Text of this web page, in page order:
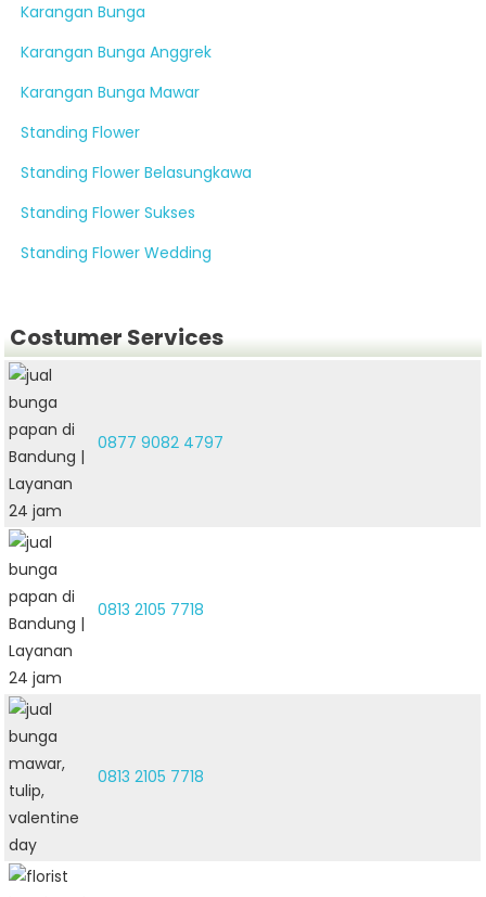
Karangan Bunga
Karangan Bunga Anggrek
Karangan Bunga Mawar
Standing Flower
Standing Flower Belasungkawa
Standing Flower Sukses
Standing Flower Wedding
Costumer Services
0877 9082 4797
0813 2105 7718
0813 2105 7718